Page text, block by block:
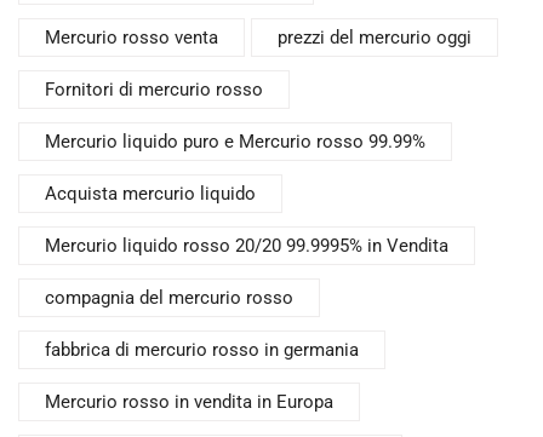
Mercurio rosso venta prezzi del mercurio oggi
Fornitori di mercurio rosso
Mercurio liquido puro e Mercurio rosso 99.99%
Acquista mercurio liquido
Mercurio liquido rosso 20/20 99.9995% in Vendita
compagnia del mercurio rosso
fabbrica di mercurio rosso in germania
Mercurio rosso in vendita in Europa